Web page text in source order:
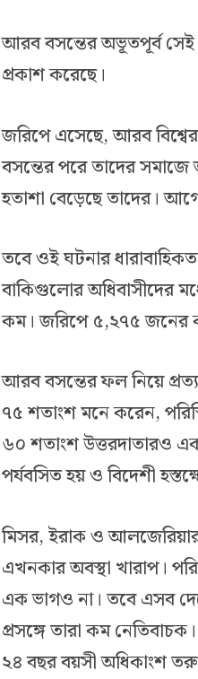
আরব বসন্তের অভূতপূর্ব
প্রকাশ করেছে।
জরিপে এসেছে, আরব
বসন্তের পরে তাদের সমাজে
হতাশা বেড়েছে তাদের।
তবে ওই ঘটনার
বাকিগুলোর অধিবাসীদের
কম। জরিপে ৫,২৭৫ জনের
আরব বসন্তের ফল নিয়ে
৭৫ শতাংশ মনে করেন,
৬০ শতাংশ উত্তরদাতারও
পর্যবসিত হয় ও বিদেশী
মিসর, ইরাক ও
এখনকার অবস্থা খারাপ।
এক ভাগও না। তবে এসব
প্রসঙ্গে তারা কম
২৪ বছর বয়সী অধিকাংশ